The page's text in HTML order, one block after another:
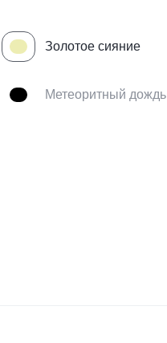
Золотое сияние
Метеоритный дождь